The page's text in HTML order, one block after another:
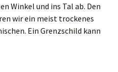
Winkel und ins Tal ab. Den
wir ein meist trockenes
Ein Grenzschild kann